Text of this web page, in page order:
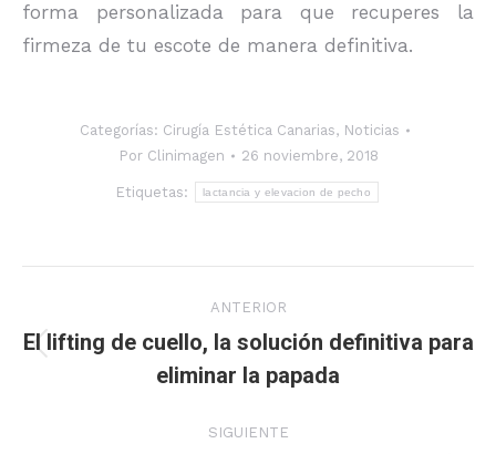
forma personalizada para que recuperes la
firmeza de tu escote de manera definitiva.
Categorías: Cirugía Estética Canarias, Noticias
Por Clinimagen 26 noviembre, 2018
Etiquetas: lactancia y elevacion de pecho
entre
publicaciones
ANTERIOR
anterior:
El lifting de cuello, la solución definitiva para
eliminar la papada
SIGUIENTE